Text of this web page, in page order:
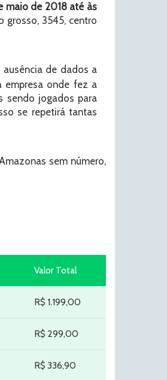
maio de 2018 até às
grosso, 3545, centro
de dados a
empresa onde fez a
sendo jogados para
se repetirá tantas
sem número,
Valor Total
R$ 1.199,00
R$ 299,00
R$ 336,90